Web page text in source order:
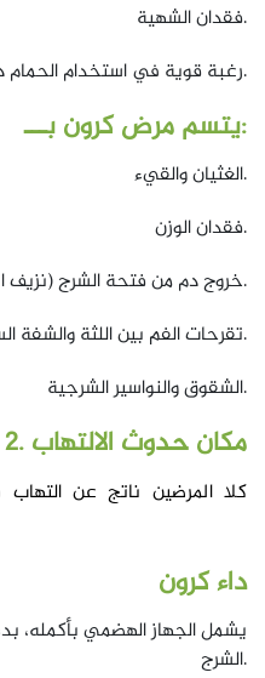
فقدان الشهية.
رغبة قوية في استخدام الحمام دون الحاجة إلى التبرز.
يتسم مرض كرون بـــ:
الغثيان والقيء.
فقدان الوزن.
خروج دم من فتحة الشرج (نزيف المستقيم).
تقرحات الفم بين اللثة والشفة السفلية.
الشقوق والنواسير الشرجية.
2. مكان حدوث الالتهاب
كلا المرضين ناتج عن
داء كرون
يشمل الجهاز الهضمي بأكمله،
الشرج.